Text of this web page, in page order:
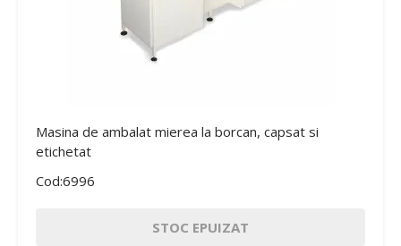
Masina de ambalat mierea la borcan, capsat si
etichetat
Cod:6996
STOC EPUIZAT